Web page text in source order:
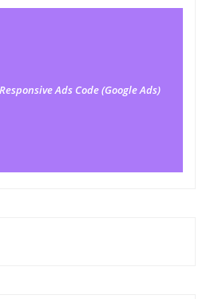
Ads Code (Google Ads)